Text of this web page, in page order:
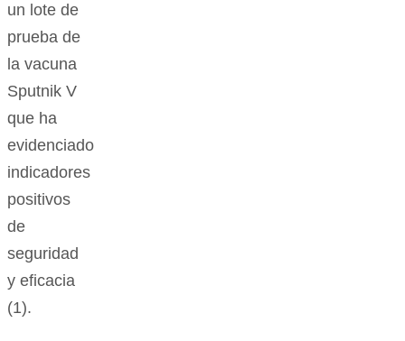
un lote de
prueba de
la vacuna
Sputnik V
que ha
evidenciado
indicadores
positivos
de
seguridad
y eficacia
(1).